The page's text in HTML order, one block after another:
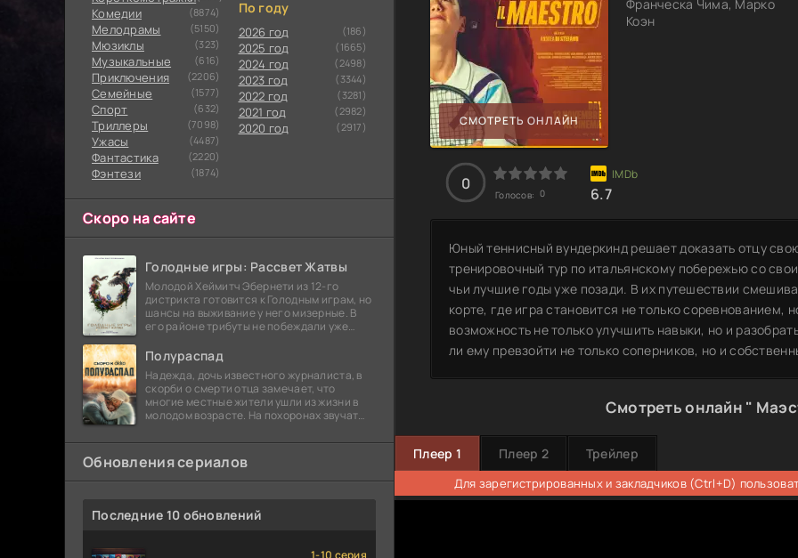
Комедии (8874)
Мелодрамы (5150)
Мюзиклы (323)
Музыкальные (616)
Приключения (2206)
Семейные (1577)
Cпорт (632)
Триллеры (7098)
Ужасы (4487)
Фантастика (2220)
Фэнтези (1874)
По году
2026 год (186)
2025 год (1665)
2024 год (2498)
2023 год (3344)
2022 год (3281)
2021 год (2982)
2020 год (2917)
Скоро на сайте
Голодные игры: Рассвет Жатвы
Молодой Хеймитч Эбернети из 12-го
дистрикта готовится к Голодным играм, но
шансы на выживание у него мизерные. В
его районе трибуты не побеждали уже
безнадежности.
Полураспад
Надежда, дочь известного журналиста, в
скорби о смерти отца замечает, что
многие местные жители ушли из жизни в
молодом возрасте. На похоронах звучат
Обновления сериалов
Последние 10 обновлений
СМОТРЕТЬ ОНЛАЙН
Франческа Чима, Марко
Коэн
0
Голосов: 0 6.7
Юный теннисный вундеркинд решает доказать отцу
тренировочный тур по итальянскому побережью со
чьи лучшие годы уже позади. В их путешествии
корте, где игра становится не только
возможность не только улучшить навыки, но и
ли ему превзойти не только соперников, но и
Смотреть онлайн "
Плеер 1 Плеер 2 Трейлер
Для зарегистрированных и закладчиков (Ctrl+D)